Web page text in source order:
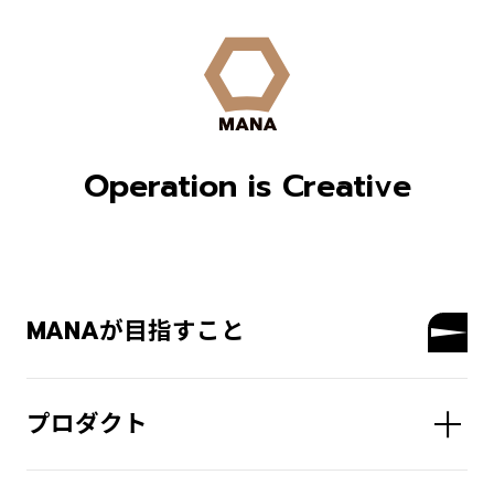
Operation is Creative
MANAが目指すこと
プロダクト